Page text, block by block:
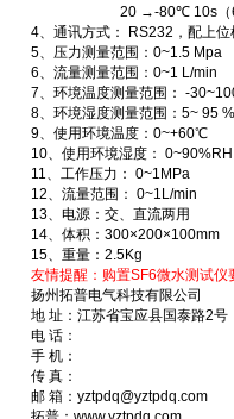
20 →-80℃ 10s（63%
4、通讯方式： RS232，配上
5、压力测量范围：0~1.5 Mpa
6、流量测量范围：0~1 L/min
7、环境温度测量范围： -
8、环境湿度测量范围：5~ 95
9、使用环境温度：0~+60℃
10、使用环境湿度： 0~90%RH
11、工作压力： 0~1MPa
12、流量范围： 0~1L/min
13、电源：交、直流两用
14、体积：300×200×100mm
15、重量：2.5Kg
友情提醒：购置SF6微水测试
扬州拓普电气科技有限公司
地 址：江苏省宝应县国泰路2号
电 话：
手 机：
传 真：
邮 箱：yztpdq@yztpdq.com